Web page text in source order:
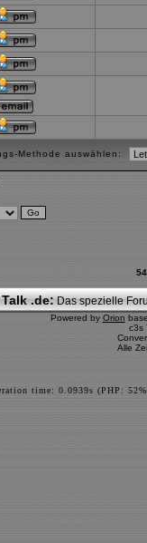
Methode auswählen:
.de: Das spezielle
Powered by Orion
c3s
Alle
time: 0.0939s (PHP: